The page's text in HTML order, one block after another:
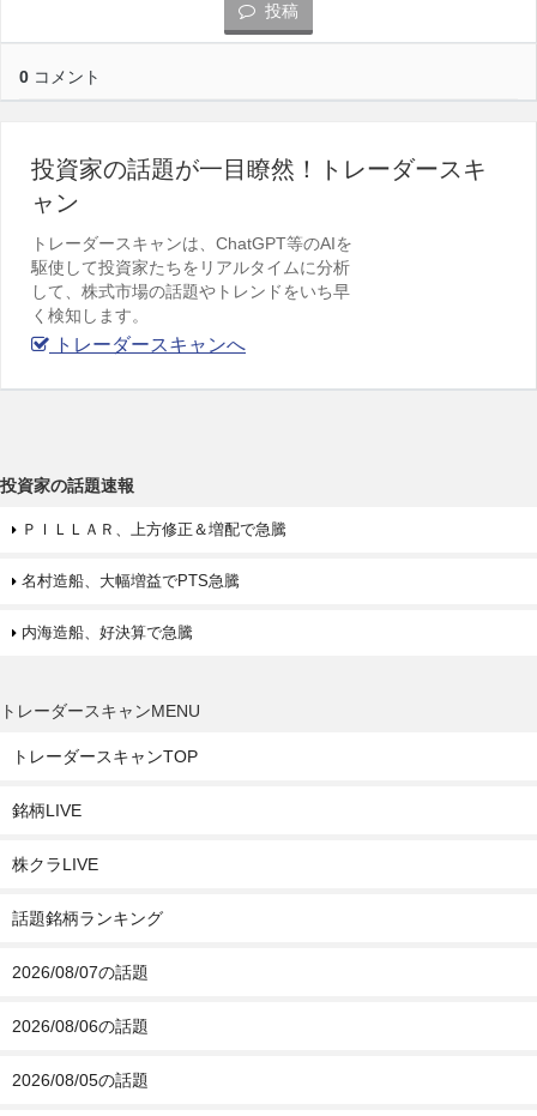
投稿
0 コメント
投資家の話題が一目瞭然！トレーダースキ
ャン
トレーダースキャンは、ChatGPT等のAIを
駆使して投資家たちをリアルタイムに分析
して、株式市場の話題やトレンドをいち早
く検知します。
トレーダースキャンへ
投資家の話題速報
ＰＩＬＬＡＲ、上方修正＆増配で急騰
名村造船、大幅増益でPTS急騰
内海造船、好決算で急騰
トレーダースキャンMENU
トレーダースキャンTOP
銘柄LIVE
株クラLIVE
話題銘柄ランキング
2026/08/07の話題
2026/08/06の話題
2026/08/05の話題